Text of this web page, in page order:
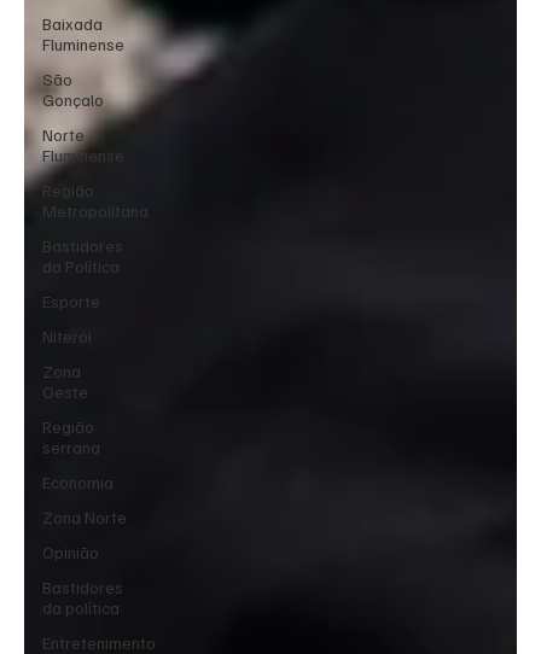
Baixada
Fluminense
São
Gonçalo
Norte
Fluminense
Região
Metropolitana
Bastidores
da Política
Esporte
Niterói
Zona
Oeste
Região
serrana
Economia
Zona Norte
Opinião
Bastidores
da política
Entretenimento